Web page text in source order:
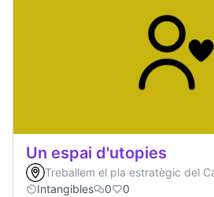
Un espai d'utopies
Treballem el pla estratègic del
Intangibles
0 0